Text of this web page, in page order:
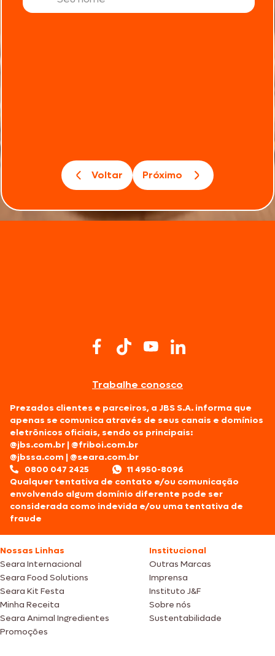
Voltar Próximo
Trabalhe conosco
Prezados clientes e parceiros, a JBS S.A. informa que
apenas se comunica através de seus canais e domínios
eletrônicos oficiais, sendo os principais:
@jbs.com.br |@friboi.com.br
@jbssa.com |@seara.com.br
0800 047 2425
11 4950-8096
Qualquer tentativa de contato e/ou comunicação
envolvendo algum domínio diferente pode ser
considerada como indevida e/ou uma tentativa de
fraude
Nossas Linhas
Seara Internacional
Seara Food Solutions
Seara Kit Festa
Minha Receita
Seara Animal Ingredientes
Promoções
Institucional
Outras Marcas
Imprensa
Instituto J&F
Sobre nós
Sustentabilidade